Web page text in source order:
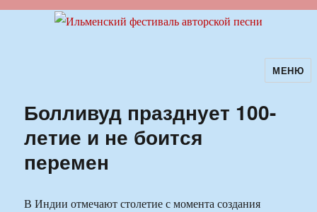
Ильменский фестиваль авторскойМЕНЮ
Болливуд празднует 100-
летие и не боится
перемен
В Индии отмечают столетие с момента создания